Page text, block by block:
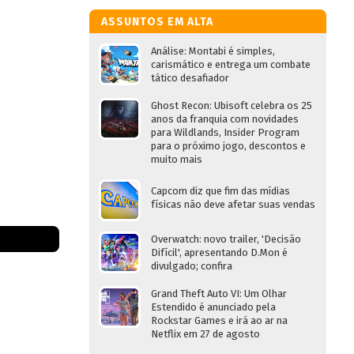
ASSUNTOS EM ALTA
Análise: Montabi é simples,
carismático e entrega um combate
tático desafiador
Ghost Recon: Ubisoft celebra os 25
anos da franquia com novidades
para Wildlands, Insider Program
para o próximo jogo, descontos e
muito mais
Capcom diz que fim das mídias
físicas não deve afetar suas vendas
Overwatch: novo trailer, 'Decisão
Difícil', apresentando D.Mon é
divulgado; confira
Grand Theft Auto VI: Um Olhar
Estendido é anunciado pela
Rockstar Games e irá ao ar na
Netflix em 27 de agosto